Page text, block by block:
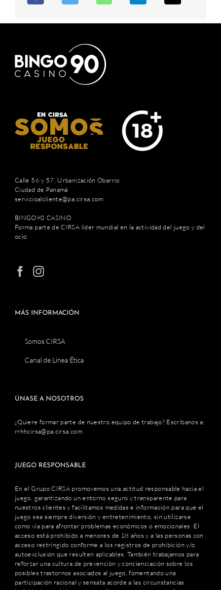
Calle 56 y 57, Urbanización Obarrio
Ciudad de Panamá
servicioalcliente@pa.cirsa.com
BINGO90 CASINO
Forma parte de CIRSA líder mundial en la actividad del juego y del
ocio
MÁS INFORMACIÓN
Somos CIRSA
Canal de Línea Ética
ÚNASE A NOSOTROS
¿Quiere formar parte de nuestro equipo de trabajo? Escríbanos a:
rrhhcirsa@pa.cirsa.com
JUEGO RESPONSABLE
En el Grupo CIRSA promovemos una actitud responsable hacia el
juego, garantizando un entorno seguro y transparente para
nuestros clientes y facilitamos medidas e información para que el
juego sea siempre diversión y entretenimiento, sin utilizarse
como vía para afrontar problemas económicos o emocionales. El
acceso está prohibido a menores de 18 años y a las personas con
acceso restringido conforme a los registros de prohibición y/o
autoexclusión que resulten aplicables. También trabajamos para
reforzar una cultura de prevención y concienciación sobre los
posibles trastornos asociados al juego, fomentando una
participación racional y sensata acorde a las circunstancias